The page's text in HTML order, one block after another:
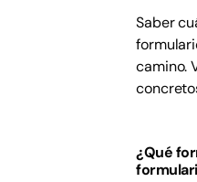
Saber
camino.
¿Qué